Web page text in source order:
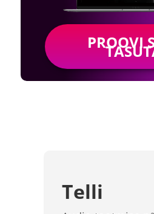
PROOVI
Telli